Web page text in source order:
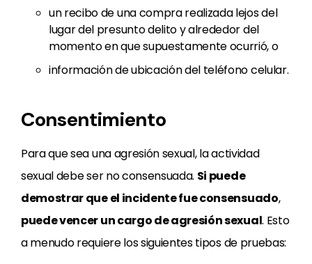
un recibo de una compra realizada lejos del
lugar del presunto delito y alrededor del
momento en que supuestamente ocurrió, o
información de ubicación del teléfono celular.
Consentimiento
Para que sea una agresión sexual, la actividad
sexual debe ser no consensuada. Si puede
demostrar que el incidente fue consensuado,
puede vencer un cargo de agresión sexual. Esto
a menudo requiere los siguientes tipos de pruebas: